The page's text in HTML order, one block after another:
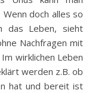
doch alles so
das Leben, sieht
Nachfragen mit
wirklichen Leben
werden z.B. ob
hat und bereit ist